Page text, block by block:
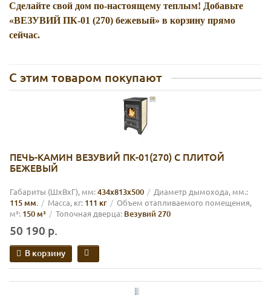
Сделайте свой дом по-настоящему теплым! Добавьте
«ВЕЗУВИЙ ПК-01 (270) бежевый» в корзину прямо
сейчас.
С этим товаром покупают
ПЕЧЬ-КАМИН ВЕЗУВИЙ ПК-01(270) С ПЛИТОЙ
БЕЖЕВЫЙ
Габариты (ШхВхГ), мм:434х813х500 Диаметр дымохода, мм.:
115 мм. Масса, кг: 111 кг
Объем отапливаемого помещения,
м³: 150 м³ Топочная дверца: Везувий 270
50 190 р.
В корзину